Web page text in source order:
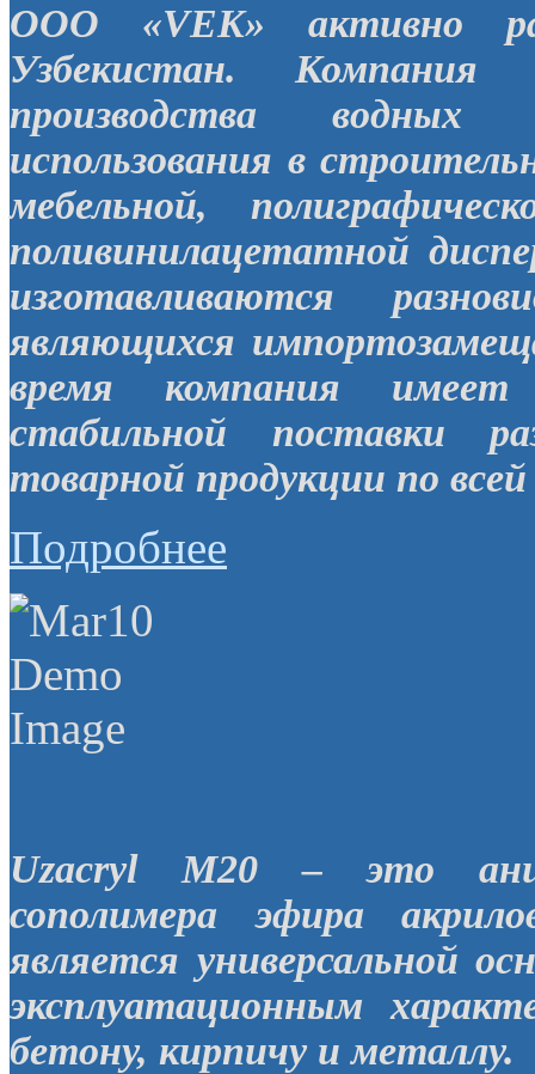
ООО «VEK» активно
Узбекистан. Компания
производства
использования в
мебельной,
поливинилацетатной
изготавливаются
являющихся
время компания имеет
стабильной поставки
товарной продукции по всей
Подробнее
Uzacryl M20 – это
сополимера эфира
является универсальной
эксплуатационным
бетону, кирпичу и металлу.